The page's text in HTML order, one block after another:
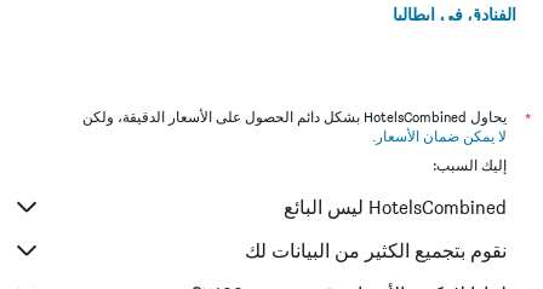
الفنادق في إيطاليا
*
يحاول HotelsCombined بشكل دائم الحصول على الأسعار الدقيقة، ولكن
لا يمكن ضمان الأسعار .
إليك السبب:
HotelsCombined ليس البائع
نقوم بتجميع الكثير من البيانات لك